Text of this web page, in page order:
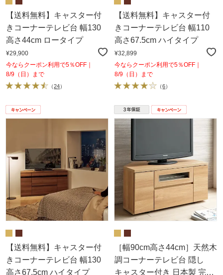
【送料無料】キャスター付
きコーナーテレビ台 幅130
高さ44cm ロータイプ
¥29,900
今ならクーポン利用で5％OFF｜
8/9（日）まで
（24）
【送料無料】キャスター付
きコーナーテレビ台 幅110
高さ67.5cm ハイタイプ
¥32,899
今ならクーポン利用で5％OFF｜
8/9（日）まで
（6）
【送料無料】キャスター付
きコーナーテレビ台 幅130
高さ67.5cm ハイタイプ
［幅90cm高さ44cm］天然木
調コーナーテレビ台 隠し
キャスター付き 日本製 完成